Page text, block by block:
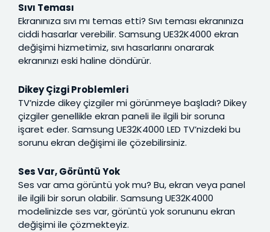
Sıvı Teması
Ekranınıza sıvı mı temas etti? Sıvı teması ekranınıza
ciddi hasarlar verebilir. Samsung UE32K4000 ekran
değişimi hizmetimiz, sıvı hasarlarını onararak
ekranınızı eski haline döndürür.
Dikey Çizgi Problemleri
TV’nizde dikey çizgiler mi görünmeye başladı? Dikey
çizgiler genellikle ekran paneli ile ilgili bir soruna
işaret eder. Samsung UE32K4000 LED TV’nizdeki bu
sorunu ekran değişimi ile çözebilirsiniz.
Ses Var, Görüntü Yok
Ses var ama görüntü yok mu? Bu, ekran veya panel
ile ilgili bir sorun olabilir. Samsung UE32K4000
modelinizde ses var, görüntü yok sorununu ekran
değişimi ile çözmekteyiz.